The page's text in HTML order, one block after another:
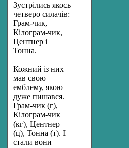
Зустрілись якось
четверо силачів:
Грам-чик,
Кілограм-чик,
Центнер і
Тонна.
Кожний із них
мав свою
емблему, якою
дуже пишався.
Грам-чик (г),
Кілограм-чик
(кг), Центнер
(ц), Тонна (т). І
стали вони